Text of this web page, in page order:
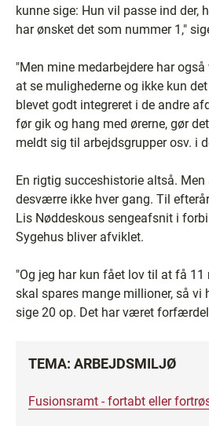
kunne sige: Hun vil passe ind der,
har ønsket det som nummer 1,"
"Men mine medarbejdere har
at se mulighederne og ikke kun
blevet godt integreret i de andre
før gik og hang med ørerne, gør
meldt sig til arbejdsgrupper osv. i
En rigtig succeshistorie altså.
desværre ikke hver gang. Til
Lis Nøddeskous sengeafsnit i
Sygehus bliver afviklet.
"Og jeg har kun fået lov til at få 11
skal spares mange millioner, så
sige 20 op. Det har været
TEMA: ARBEJDSMILJØ
Fusionsramt - fortabt eller